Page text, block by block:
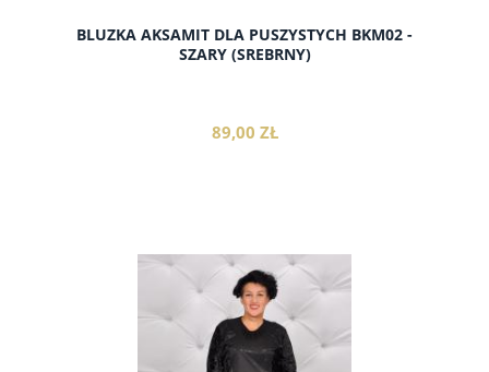
BLUZKA AKSAMIT DLA PUSZYSTYCH BKM02 -
SZARY (SREBRNY)
89,00 ZŁ
do koszyka